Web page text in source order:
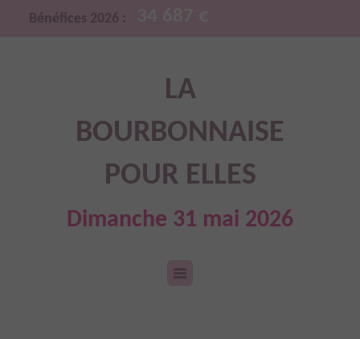
Bénéfices 2026 :
LA
BOURBONNAISE
POUR ELLES
Dimanche 31 mai 2026